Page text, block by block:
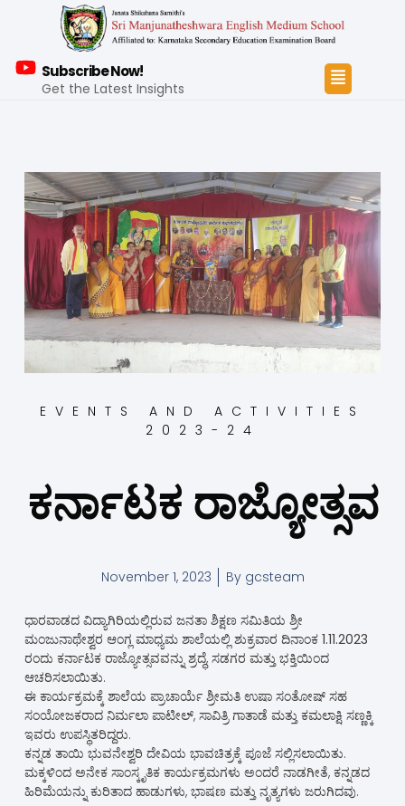
Subscribe Now!
Get the Latest Insights
EVENTS AND ACTIVITIES
2023-24
ಕರ್ನಾಟಕ ರಾಜ್ಯೋತ್ಸವ
November 1, 2023 Bygcsteam
ಧಾರವಾಡದ ವಿದ್ಯಾಗಿರಿಯಲ್ಲಿರುವ ಜನತಾ ಶಿಕ್ಷಣ ಸಮಿತಿಯ ಶ್ರೀ
ಮಂಜುನಾಥೇಶ್ವರ ಆಂಗ್ಲ ಮಾಧ್ಯಮ ಶಾಲೆಯಲ್ಲಿ ಶುಕ್ರವಾರ ದಿನಾಂಕ 1.11.2023
ರಂದು ಕರ್ನಾಟಕ ರಾಜ್ಯೋತ್ಸವವನ್ನು ಶ್ರದ್ಧೆ, ಸಡಗರ ಮತ್ತು ಭಕ್ತಿಯಿಂದ
ಆಚರಿಸಲಾಯಿತು.
ಈ ಕಾರ್ಯಕ್ರಮಕ್ಕೆ ಶಾಲೆಯ ಪ್ರಾಚಾರ್ಯೆ ಶ್ರೀಮತಿ ಉಷಾ ಸಂತೋಷ್ ಸಹ
ಸಂಯೋಜಕರಾದ ನಿರ್ಮಲಾ ಪಾಟೀಲ್, ಸಾವಿತ್ರಿ ಗಾತಾಡೆ ಮತ್ತು ಕಮಲಾಕ್ಷಿ ಸಣ್ಣಕ್ಕಿ
ಇವರು ಉಪಸ್ಥಿತರಿದ್ದರು.
ಕನ್ನಡ ತಾಯಿ ಭುವನೇಶ್ವರಿ ದೇವಿಯ ಭಾವಚಿತ್ರಕ್ಕೆ ಪೂಜೆ ಸಲ್ಲಿಸಲಾಯಿತು.
ಮಕ್ಕಳಿಂದ ಅನೇಕ ಸಾಂಸ್ಕೃತಿಕ ಕಾರ್ಯಕ್ರಮಗಳು ಅಂದರೆ ನಾಡಗೀತೆ, ಕನ್ನಡದ
ಹಿರಿಮೆಯನ್ನು ಕುರಿತಾದ ಹಾಡುಗಳು, ಭಾಷಣ ಮತ್ತು ನೃತ್ಯಗಳು ಜರುಗಿದವು.